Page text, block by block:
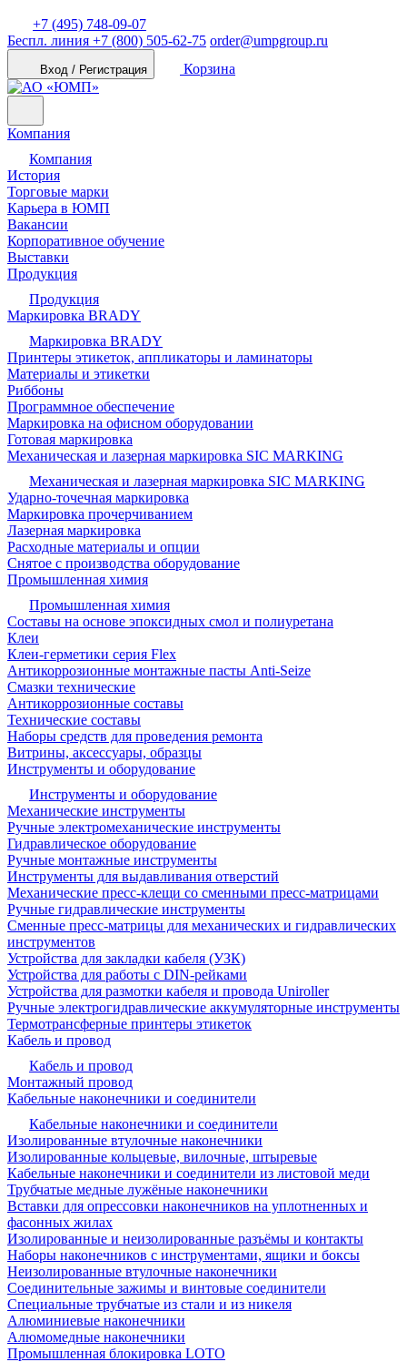
+7 (495) 748-09-07
Беспл. линия +7 (800) 505-62-75 order@umpgroup.ru
Вход / Регистрация Корзина
Компания
Компания
История
Торговые марки
Карьера в ЮМП
Вакансии
Корпоративное обучение
Выставки
Продукция
Продукция
Маркировка BRADY
Маркировка BRADY
Принтеры этикеток, аппликаторы и ламинаторы
Материалы и этикетки
Риббоны
Программное обеспечение
Маркировка на офисном оборудовании
Готовая маркировка
Механическая и лазерная маркировка SIC MARKING
Механическая и лазерная маркировка SIC MARKING
Ударно-точечная маркировка
Маркировка прочерчиванием
Лазерная маркировка
Расходные материалы и опции
Снятое с производства оборудование
Промышленная химия
Промышленная химия
Составы на основе эпоксидных смол и полиуретана
Клеи
Клеи-герметики серия Flex
Антикоррозионные монтажные пасты Anti-Seize
Смазки технические
Антикоррозионные составы
Технические составы
Наборы средств для проведения ремонта
Витрины, аксессуары, образцы
Инструменты и оборудование
Инструменты и оборудование
Механические инструменты
Ручные электромеханические инструменты
Гидравлическое оборудование
Ручные монтажные инструменты
Инструменты для выдавливания отверстий
Механические пресс-клещи со сменными пресс-матрицами
Ручные гидравлические инструменты
Сменные пресс-матрицы для механических и гидравлических
инструментов
Устройства для закладки кабеля (УЗК)
Устройства для работы с DIN-рейками
Устройства для размотки кабеля и провода Uniroller
Ручные электрогидравлические аккумуляторные инструменты
Термотрансферные принтеры этикеток
Кабель и провод
Кабель и провод
Монтажный провод
Кабельные наконечники и соединители
Кабельные наконечники и соединители
Изолированные втулочные наконечники
Изолированные кольцевые, вилочные, штыревые
Кабельные наконечники и соединители из листовой меди
Трубчатые медные лужёные наконечники
Вставки для опрессовки наконечников на уплотненных и
фасонных жилах
Изолированные и неизолированные разъёмы и контакты
Наборы наконечников с инструментами, ящики и боксы
Неизолированные втулочные наконечники
Соединительные зажимы и винтовые соединители
Специальные трубчатые из стали и из никеля
Алюминиевые наконечники
Алюмомедные наконечники
Промышленная блокировка LOTO